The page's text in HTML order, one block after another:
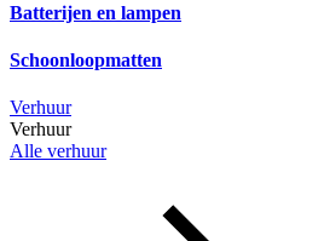
Batterijen en lampen
Schoonloopmatten
Verhuur
Verhuur
Alle verhuur